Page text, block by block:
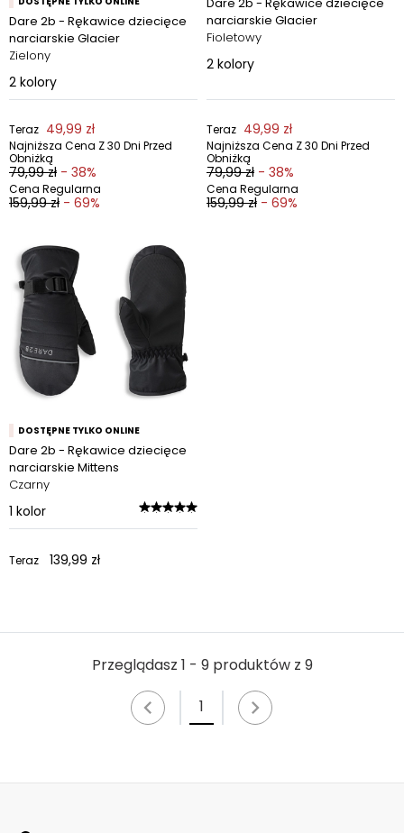
Dare 2b - Rękawice dziecięce
narciarskie Glacier
Zielony
2 kolory
Teraz 49,99 zł
Najniższa Cena Z 30 Dni Przed
Obniżką
79,99 zł - 38%
Cena Regularna
159,99 zł - 69%
narciarskie Glacier
Fioletowy
2 kolory
Teraz 49,99 zł
Najniższa Cena Z 30 Dni Przed
Obniżką
79,99 zł - 38%
Cena Regularna
159,99 zł - 69%
DOSTĘPNE TYLKO ONLINE
Dare 2b - Rękawice dziecięce
narciarskie Mittens
Czarny
1 kolor
Teraz 139,99 zł
Przeglądasz 1 - 9 produktów z 9
1